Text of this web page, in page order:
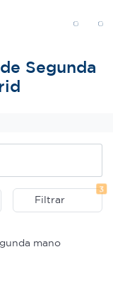
Segunda
Filtrar
3
mano